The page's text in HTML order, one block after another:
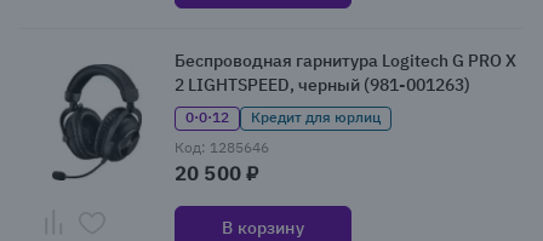
Беспроводная гарнитура Logitech G PRO X
2 LIGHTSPEED, черный (981-001263)
0·0·12
Кредит для юрлиц
Код: 1285646
20 500 ₽
В корзину